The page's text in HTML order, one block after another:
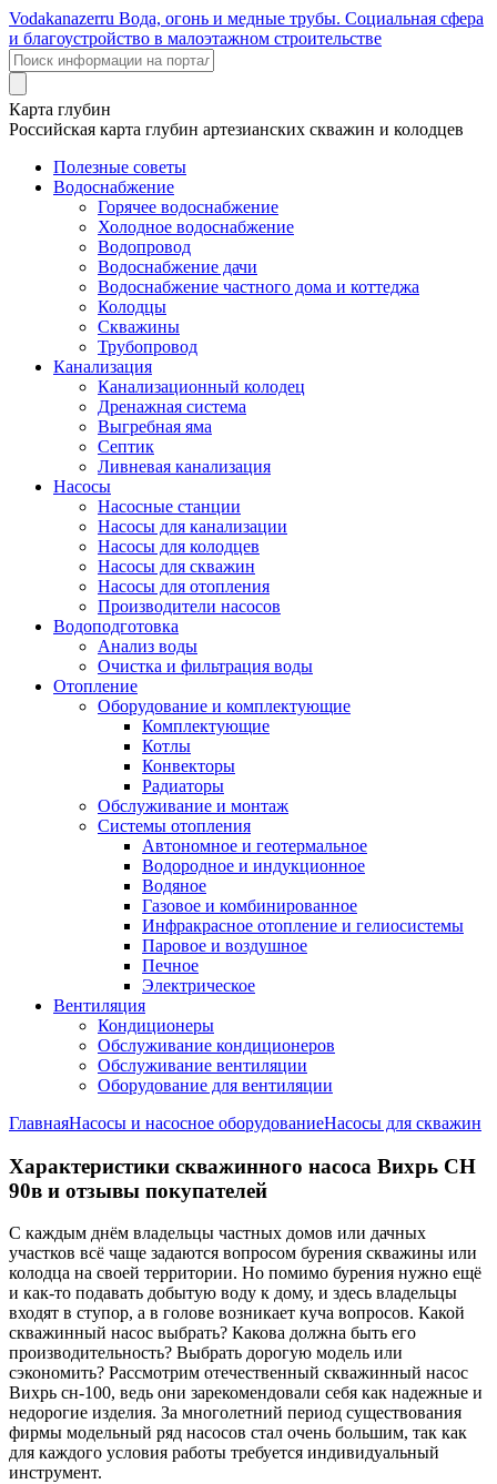
Vodakanazerru Вода, огонь и медные трубы. Социальная сфера
и благоустройство в малоэтажном строительстве
Карта глубин
Российская карта глубин артезианских скважин и колодцев
Полезные советы
Водоснабжение
Горячее водоснабжение
Холодное водоснабжение
Водопровод
Водоснабжение дачи
Водоснабжение частного дома и коттеджа
Колодцы
Скважины
Трубопровод
Канализация
Канализационный колодец
Дренажная система
Выгребная яма
Септик
Ливневая канализация
Насосы
Насосные станции
Насосы для канализации
Насосы для колодцев
Насосы для скважин
Насосы для отопления
Производители насосов
Водоподготовка
Анализ воды
Очистка и фильтрация воды
Отопление
Оборудование и комплектующие
Комплектующие
Котлы
Конвекторы
Радиаторы
Обслуживание и монтаж
Системы отопления
Автономное и геотермальное
Водородное и индукционное
Водяное
Газовое и комбинированное
Инфракрасное отопление и гелиосистемы
Паровое и воздушное
Печное
Электрическое
Вентиляция
Кондиционеры
Обслуживание кондиционеров
Обслуживание вентиляции
Оборудование для вентиляции
ГлавнаяНасосы и насосное оборудованиеНасосы для скважин
Характеристики скважинного насоса Вихрь СН
90в и отзывы покупателей
С каждым днём владельцы частных домов или дачных
участков всё чаще задаются вопросом бурения скважины или
колодца на своей территории. Но помимо бурения нужно ещё
и как-то подавать добытую воду к дому, и здесь владельцы
входят в ступор, а в голове возникает куча вопросов. Какой
скважинный насос выбрать? Какова должна быть его
производительность? Выбрать дорогую модель или
сэкономить? Рассмотрим отечественный скважинный насос
Вихрь сн-100, ведь они зарекомендовали себя как надежные и
недорогие изделия. За многолетний период существования
фирмы модельный ряд насосов стал очень большим, так как
для каждого условия работы требуется индивидуальный
инструмент.